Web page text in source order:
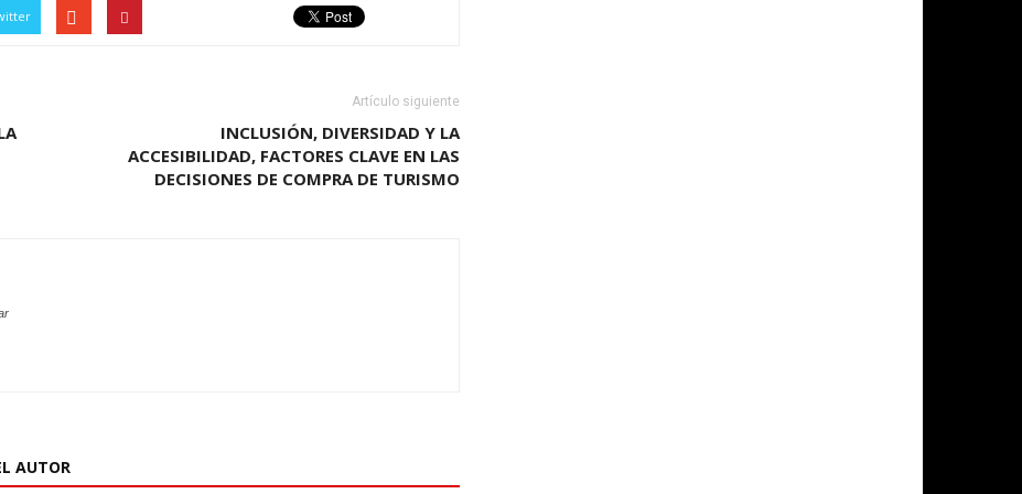
Artículo siguiente
INCLUSIÓN, DIVERSIDAD Y LA
ACCESIBILIDAD, FACTORES CLAVE EN LAS
DECISIONES DE COMPRA DE TURISMO
AUTOR